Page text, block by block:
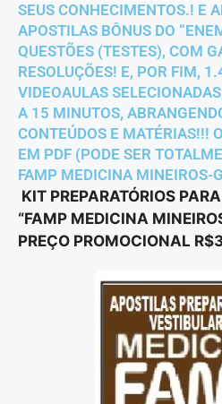
SEUS CONHECIMENTOS.! E
APOSTILAS BÔNUS DO
QUESTÕES (TESTES), COM
RESOLUÇÕES! E, POR FIM,
VIDEOAULAS
A 15 MINUTOS,
CONTEÚDOS E MATÉRIAS!!!
EM PDF (PODE SER
FAMP MEDICINA MINEIROS-
KIT PREPARATÓRIOS
“FAMP MEDICINA
PREÇO PROMOCIONAL